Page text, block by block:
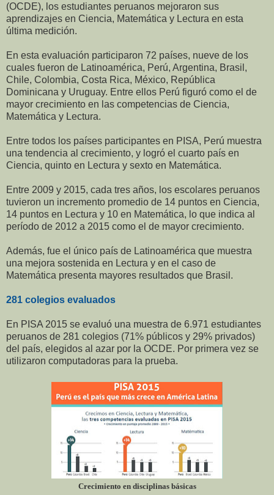
(OCDE), los estudiantes peruanos mejoraron sus
aprendizajes en Ciencia, Matemática y Lectura en esta
última medición.
En esta evaluación participaron 72 países, nueve de los
cuales fueron de Latinoamérica, Perú, Argentina, Brasil,
Chile, Colombia, Costa Rica, México, República
Dominicana y Uruguay. Entre ellos Perú figuró como el de
mayor crecimiento en las competencias de Ciencia,
Matemática y Lectura.
Entre todos los países participantes en PISA, Perú muestra
una tendencia al crecimiento, y logró el cuarto país en
Ciencia, quinto en Lectura y sexto en Matemática.
Entre 2009 y 2015, cada tres años, los escolares peruanos
tuvieron un incremento promedio de 14 puntos en Ciencia,
14 puntos en Lectura y 10 en Matemática, lo que indica al
período de 2012 a 2015 como el de mayor crecimiento.
Además, fue el único país de Latinoamérica que muestra
una mejora sostenida en Lectura y en el caso de
Matemática presenta mayores resultados que Brasil.
281 colegios evaluados
En PISA 2015 se evaluó una muestra de 6.971 estudiantes
peruanos de 281 colegios (71% públicos y 29% privados)
del país, elegidos al azar por la OCDE. Por primera vez se
utilizaron computadoras para la prueba.
Crecimiento en disciplinas básicas